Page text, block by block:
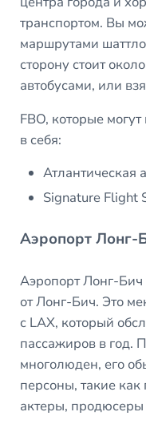
транспортом. Вы
маршрутами
сторону стоит
автобусами, или
FBO, которые
в себя:
Атлантическая
Signature Flight
Аэропорт Лонг-
Аэропорт Лонг-
от Лонг-Бич. Это
с LAX, который
пассажиров в год.
многолюден, его
персоны, такие как
актеры, продюсеры